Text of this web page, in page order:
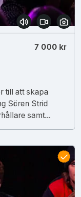
7 000 kr
till att skapa
Sören Strid
samt...